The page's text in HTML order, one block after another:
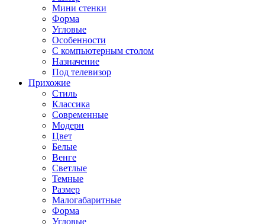
Мини стенки
Форма
Угловые
Особенности
С компьютерным столом
Назначение
Под телевизор
Прихожие
Стиль
Классика
Современные
Модерн
Цвет
Белые
Венге
Светлые
Темные
Размер
Малогабаритные
Форма
Угловые